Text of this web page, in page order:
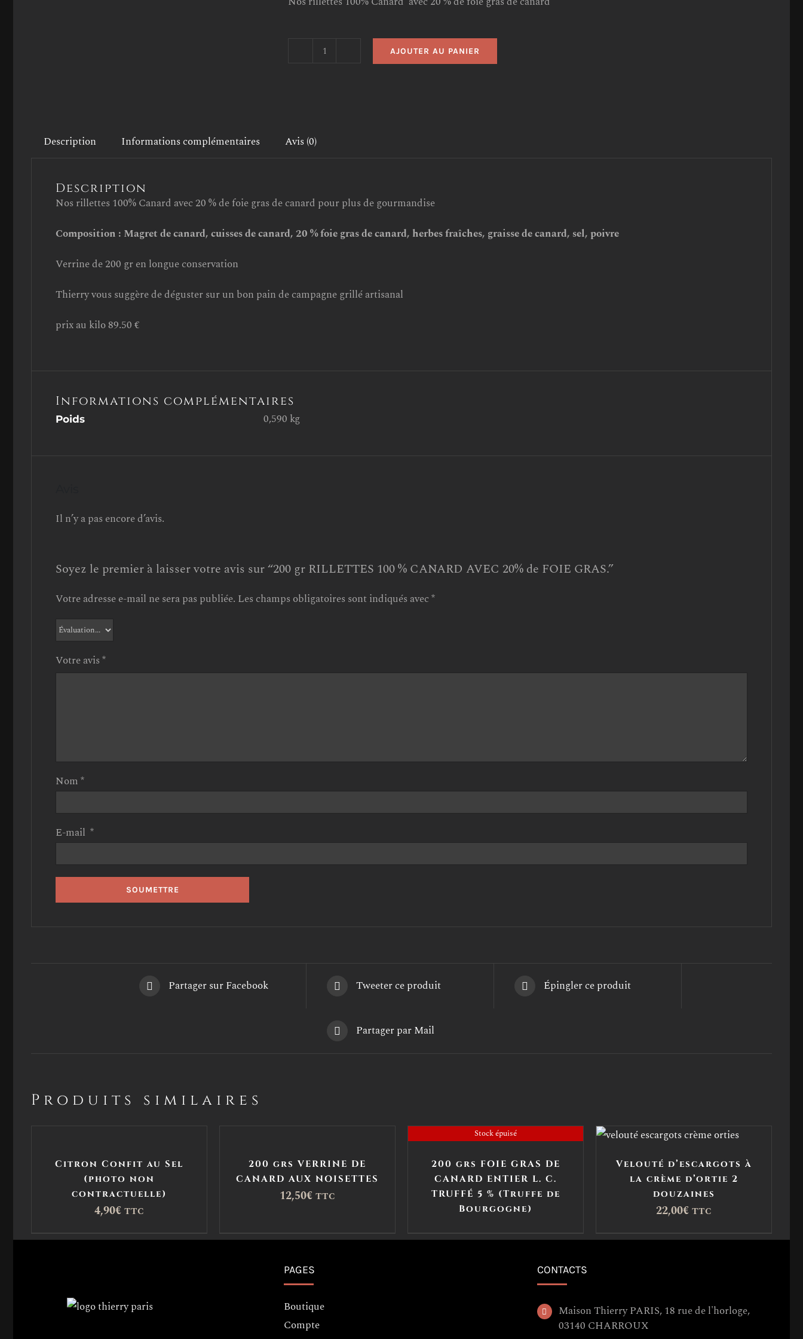
quantité
AVEC
20%
AJOUTER AU PANIER
Description Informations complémentaires Avis (0)
Description
Nos rillettes 100% Canard avec 20 % de foie gras de canard pour plus de gourmandise
Composition : Magret de canard, cuisses de canard, 20 % foie gras de canard, herbes fraîches, graisse de canard, sel, poivre
Verrine de 200 gr en longue conservation
Thierry vous suggère de déguster sur un bon pain de campagne grillé artisanal
prix au kilo 89.50 €
Informations complémentaires
Poids 0,590 kg
Il n’y a pas encore d’avis.
Soyez le premier à laisser votre avis sur “200 gr RILLETTES 100 % CANARD AVEC 20% de FOIE GRAS.”
Votre adresse e-mail ne sera pas publiée. Les champs obligatoires sont indiqués avec*
Votre avis*
Nom*
E-mail *
Partager sur Facebook Tweeter ce produit Épingler ce produit
Partager par Mail
Produits similaires
Citron Confit au Sel
(photo non
contractuelle)
4,90€ TTC
200 grs VERRINE DE
CANARD AUX NOISETTES
12,50€ TTC
Stock épuisé
200 grs FOIE GRAS DE
CANARD ENTIER L. C.
TRUFFÉ 5 % (Truffe de
Bourgogne)
Velouté d’escargots à
la crème d’ortie 2
douzaines
22,00€ TTC
PAGES
Boutique
Compte
CONTACTS
Maison Thierry PARIS, 18 rue de l'horloge,
03140 CHARROUX